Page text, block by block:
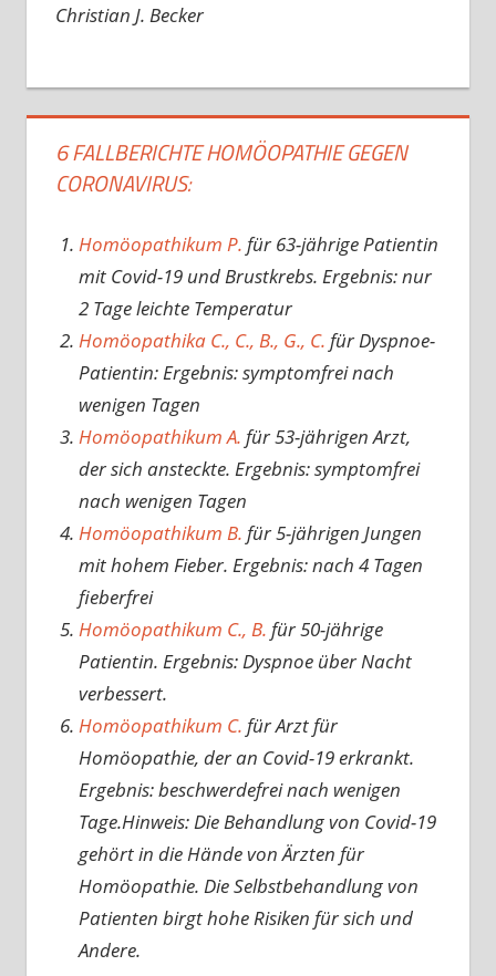
Christian J. Becker
6 FALLBERICHTE HOMÖOPATHIE GEGEN
CORONAVIRUS:
Homöopathikum P. für 63-jährige Patientin
mit Covid-19 und Brustkrebs. Ergebnis: nur
2 Tage leichte Temperatur
Homöopathika C., C., B., G., C. für Dyspnoe-
Patientin: Ergebnis: symptomfrei nach
wenigen Tagen
Homöopathikum A. für 53-jährigen Arzt,
der sich ansteckte. Ergebnis: symptomfrei
nach wenigen Tagen
Homöopathikum B. für 5-jährigen Jungen
mit hohem Fieber. Ergebnis: nach 4 Tagen
fieberfrei
Homöopathikum C., B. für 50-jährige
Patientin. Ergebnis: Dyspnoe über Nacht
verbessert.
Homöopathikum C. für Arzt für
Homöopathie, der an Covid-19 erkrankt.
Ergebnis: beschwerdefrei nach wenigen
Tage.Hinweis: Die Behandlung von Covid-19
gehört in die Hände von Ärzten für
Homöopathie. Die Selbstbehandlung von
Patienten birgt hohe Risiken für sich und
Andere.